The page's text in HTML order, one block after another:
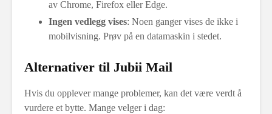
av Chrome, Firefox eller Edge.
Ingen vedlegg vises: Noen ganger vises de ikke i
mobilvisning. Prøv på en datamaskin i stedet.
Alternativer til Jubii Mail
Hvis du opplever mange problemer, kan det være verdt å
vurdere et bytte. Mange velger i dag: